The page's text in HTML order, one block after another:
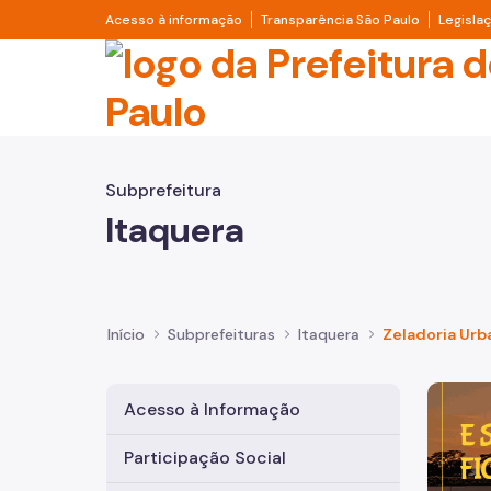
Pular para o Conteúdo principal
Acesso à informação Divisor de acesso à informação
Transparência São Paulo Divisor
Prefeitura de São
Subprefeitura
Itaquera
Início Subprefeituras Itaquera Zeladoria
Acesso à Informação
Participação Social